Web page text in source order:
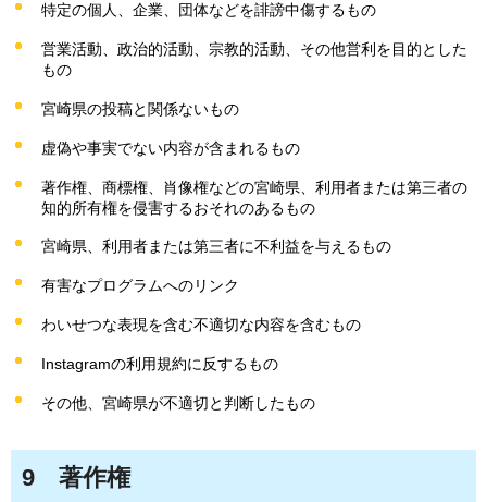
特定の個人、企業、団体などを誹謗中傷するもの
営業活動、政治的活動、宗教的活動、その他営利を目的とした
もの
宮崎県の投稿と関係ないもの
虚偽や事実でない内容が含まれるもの
著作権、商標権、肖像権などの宮崎県、利用者または第三者の
知的所有権を侵害するおそれのあるもの
宮崎県、利用者または第三者に不利益を与えるもの
有害なプログラムへのリンク
わいせつな表現を含む不適切な内容を含むもの
Instagramの利用規約に反するもの
その他、宮崎県が不適切と判断したもの
9 著作権